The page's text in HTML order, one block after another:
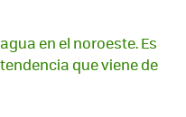
en el noroeste. Es
que viene de